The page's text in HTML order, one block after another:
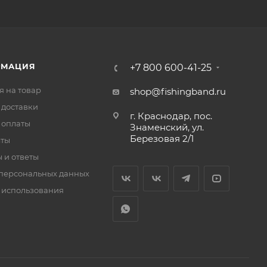
на товар
и ответы
данных
+7 800 600-41-25
shop@fishingband.ru
г. Краснодар, пос.
Знаменский, ул.
Березовая 2/1